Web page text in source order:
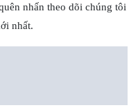
nhấn theo dõi chúng tôi
nhất.